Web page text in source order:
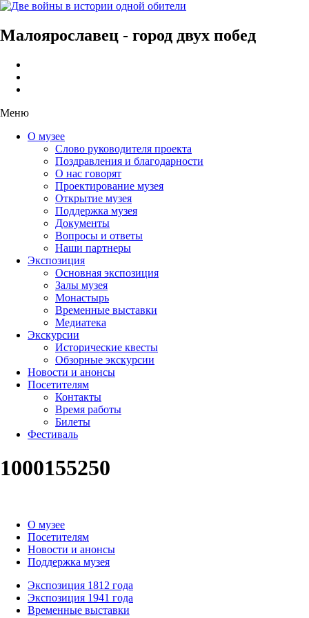
Малоярославец - город двух побед
Меню
О музее
Слово руководителя проекта
Поздравления и благодарности
О нас говорят
Проектирование музея
Открытие музея
Поддержка музея
Документы
Вопросы и ответы
Наши партнеры
Экспозиция
Основная экспозиция
Залы музея
Монастырь
Временные выставки
Медиатека
Экскурсии
Исторические квесты
Обзорные экскурсии
Новости и анонсы
Посетителям
Контакты
Время работы
Билеты
Фестиваль
1000155250
О музее
Посетителям
Новости и анонсы
Поддержка музея
Экспозиция 1812 года
Экспозиция 1941 года
Временные выставки